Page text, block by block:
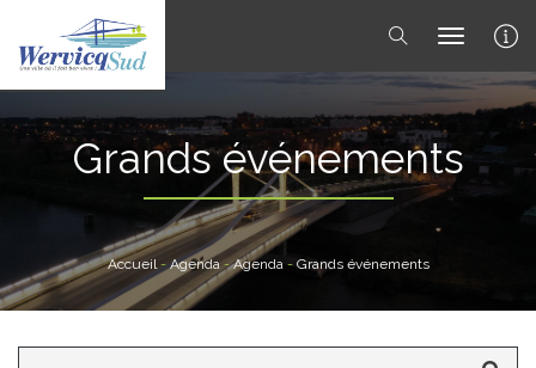
toggle
Grands événements
Accueil - Agenda - Agenda - Grands événements